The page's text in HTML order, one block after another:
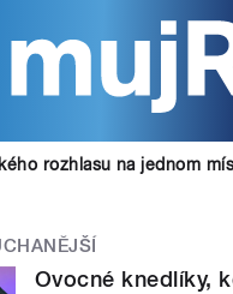
rozhlasu na jednom
Ovocné knedlíky,